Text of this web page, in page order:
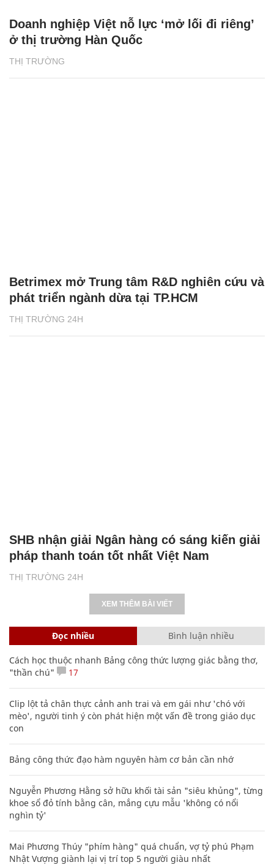
THỊ TRƯỜNG
Doanh nghiệp Việt nỗ lực ‘mở lối đi riêng’
ở thị trường Hàn Quốc
THỊ TRƯỜNG 24H
Betrimex mở Trung tâm R&D nghiên cứu và
phát triển ngành dừa tại TP.HCM
THỊ TRƯỜNG 24H
SHB nhận giải Ngân hàng có sáng kiến giải
pháp thanh toán tốt nhất Việt Nam
XEM THÊM BÀI VIẾT
Đọc nhiều Bình luận nhiều
Cách học thuộc nhanh Bảng công thức lượng giác bằng thơ,
"thần chú"
17
Clip lột tả chân thực cảnh anh trai và em gái như 'chó với
mèo', người tinh ý còn phát hiện một vấn đề trong giáo dục
con
Bảng công thức đạo hàm nguyên hàm cơ bản cần nhớ
Nguyễn Phương Hằng sở hữu khối tài sản "siêu khủng", từng
khoe sổ đỏ tính bằng cân, mắng cựu mẫu 'không có nổi
nghìn tỷ'
Mai Phương Thúy "phím hàng" quá chuẩn, vợ tỷ phú Phạm
Nhật Vượng giành lại vị trí top 5 người giàu nhất